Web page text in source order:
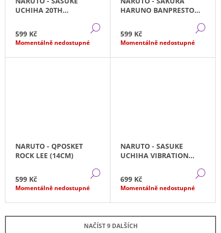
UCHIHA 20TH
599 Kč
DETAIL
Momentálně nedostupné
HARUNO BANPRESTO
599 Kč
Momentálně nedostupné
NARUTO - QPOSKET
ROCK LEE (14CM)
599 Kč
DETAIL
Momentálně nedostupné
NARUTO - SASUKE
UCHIHA VIBRATION
699 Kč
Momentálně nedostupné
NAČÍST 9 DALŠÍCH